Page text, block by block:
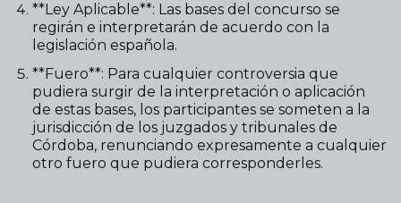
**Ley Aplicable**: Las bases del concurso se
regirán e interpretarán de acuerdo con la
legislación española.
**Fuero**: Para cualquier controversia que
pudiera surgir de la interpretación o aplicación
de estas bases, los participantes se someten a la
jurisdicción de los juzgados y tribunales de
Córdoba, renunciando expresamente a cualquier
otro fuero que pudiera corresponderles.